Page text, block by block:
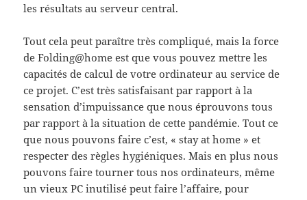
les résultats au serveur central.
Tout cela peut paraître très compliqué, mais la force
de Folding@home est que vous pouvez mettre les
capacités de calcul de votre ordinateur au service de
ce projet. C’est très satisfaisant par rapport à la
sensation d’impuissance que nous éprouvons tous
par rapport à la situation de cette pandémie. Tout ce
que nous pouvons faire c’est, « stay at home » et
respecter des règles hygiéniques. Mais en plus nous
pouvons faire tourner tous nos ordinateurs, même
un vieux PC inutilisé peut faire l’affaire, pour